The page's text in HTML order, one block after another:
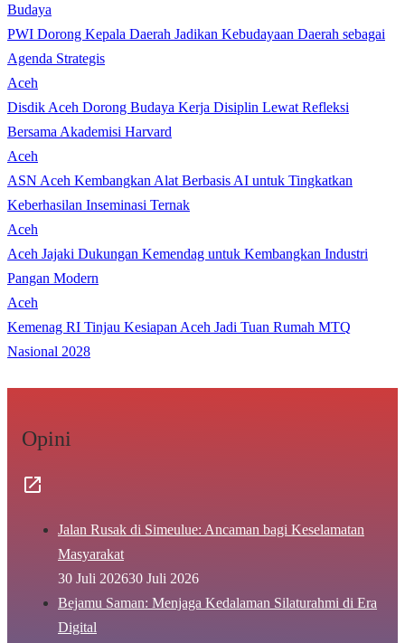
Budaya
PWI Dorong Kepala Daerah Jadikan Kebudayaan Daerah sebagai
Agenda Strategis
Aceh
Disdik Aceh Dorong Budaya Kerja Disiplin Lewat Refleksi
Bersama Akademisi Harvard
Aceh
ASN Aceh Kembangkan Alat Berbasis AI untuk Tingkatkan
Keberhasilan Inseminasi Ternak
Aceh
Aceh Jajaki Dukungan Kemendag untuk Kembangkan Industri
Pangan Modern
Aceh
Kemenag RI Tinjau Kesiapan Aceh Jadi Tuan Rumah MTQ
Nasional 2028
Opini
Jalan Rusak di Simeulue: Ancaman bagi Keselamatan
Masyarakat
30 Juli 202630 Juli 2026
Bejamu Saman: Menjaga Kedalaman Silaturahmi di Era
Digital